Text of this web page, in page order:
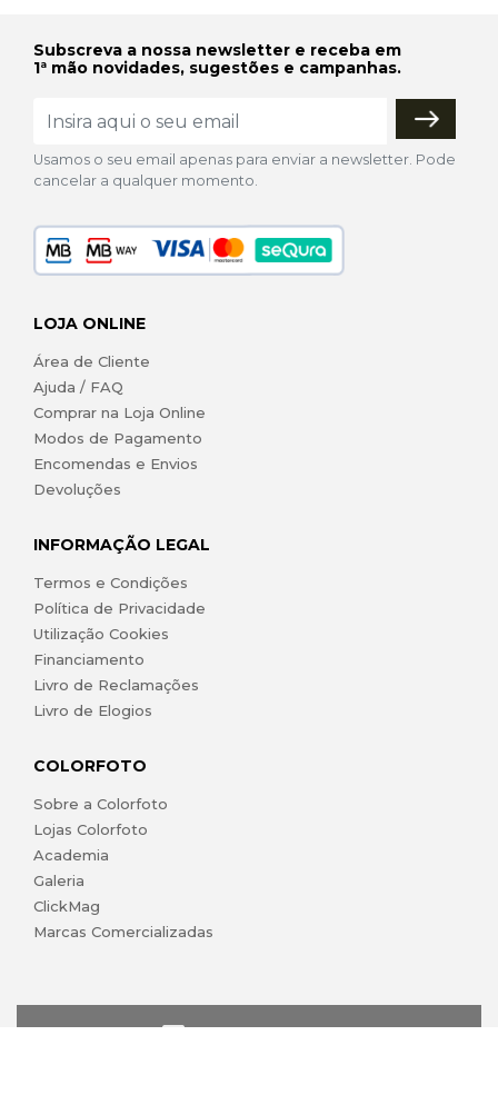
Subscreva a nossa newsletter e receba em
1ª mão novidades, sugestões e campanhas.
Usamos o seu email apenas para enviar a newsletter. Pode
cancelar a qualquer momento.
LOJA ONLINE
Área de Cliente
Ajuda / FAQ
Comprar na Loja Online
Modos de Pagamento
Encomendas e Envios
Devoluções
INFORMAÇÃO LEGAL
Termos e Condições
Política de Privacidade
Utilização Cookies
Financiamento
Livro de Reclamações
Livro de Elogios
COLORFOTO
Sobre a Colorfoto
Lojas Colorfoto
Academia
Galeria
ClickMag
Marcas Comercializadas
lojaonline@colorfoto.pt